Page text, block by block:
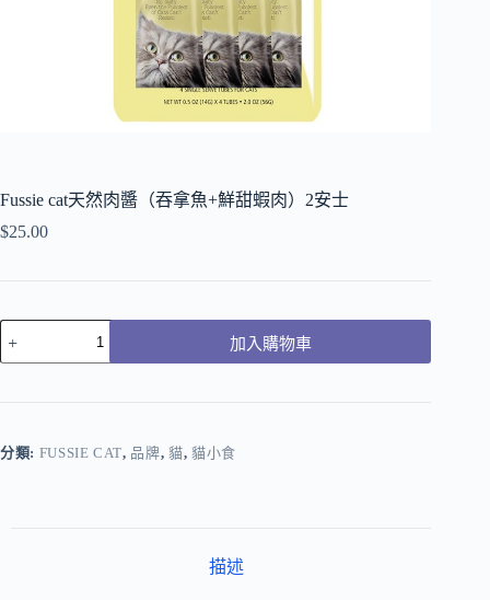
Fussie cat天然肉醬（吞拿魚+鮮甜蝦肉）2安士
$25.00
加入購物車
分類: FUSSIE CAT, 品牌,貓,貓小食
描述